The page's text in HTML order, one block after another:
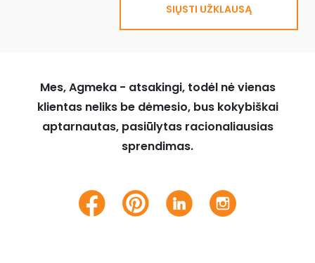
SIŲSTI UŽKLAUSĄ
Mes, Agmeka - atsakingi, todėl nė vienas
klientas neliks be dėmesio, bus kokybiškai
aptarnautas, pasiūlytas racionaliausias
sprendimas.